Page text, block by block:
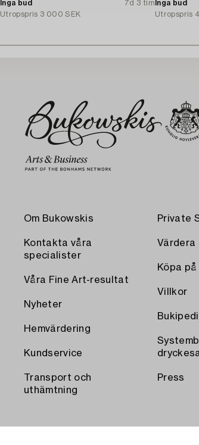
Inga bud
7d 3 tim
Utropspris 3 000 SEK
Inga bud
Utropspris
Om Bukowskis
Kontakta våra
specialister
Våra Fine Art-resultat
Nyheter
Hemvärdering
Kundservice
Transport och
uthämtning
Private
Värdera
Köpa
Villkor
Press